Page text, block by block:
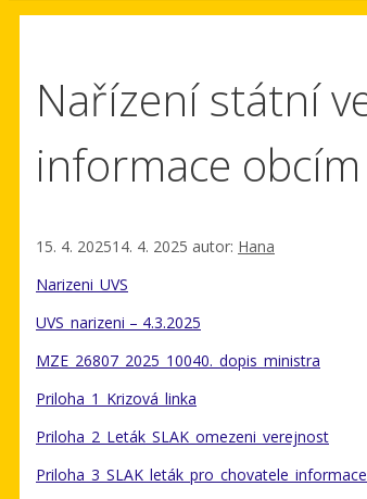
Nařízení státní
informace
15. 4. 202514. 4. 2025 autor: Hana
Narizeni_UVS
UVS_narizeni – 4.3.2025
MZE_26807_2025_10040._dopis_ministra
Priloha_1_Krizová_linka
Priloha_2_Leták_SLAK_omezeni_verejnost